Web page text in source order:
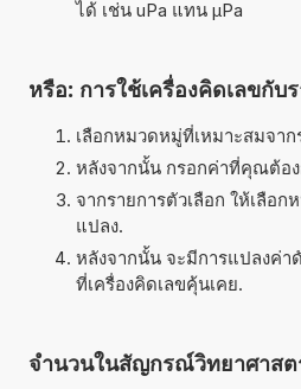
ได้ เช่น uPa แทน µPa
หรือ: การใช้เครื่องคิดเลขกับ
เลือกหมวดหมู่ที่เหมาะสมจาก
หลังจากนั้น กรอกค่าที่คุณต้อง
จากรายการตัวเลือก ให้เลือ
แปลง.
หลังจากนั้น จะมีการแปลงค่า
ที่เครื่องคิดเลขคุ้นเคย.
จำนวนในสัญกรณ์วิทยาศาสต